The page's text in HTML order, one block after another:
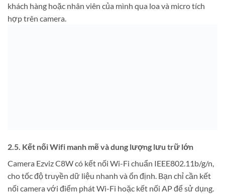
khách hàng hoặc nhân viên của mình qua loa và micro tích
hợp trên camera.
2.5. Kết nối Wifi manh mẽ và dung lượng lưu trữ lớn
Camera Ezviz C8W có kết nối Wi-Fi chuẩn IEEE802.11b/g/n,
cho tốc độ truyền dữ liệu nhanh và ổn định. Bạn chỉ cần kết
nối camera với điểm phát Wi-Fi hoặc kết nối AP để sử dụng.